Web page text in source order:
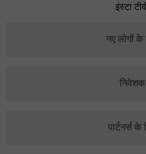
इंस्टा
नए लोगों के
निवेशक
पार्टनर्स के